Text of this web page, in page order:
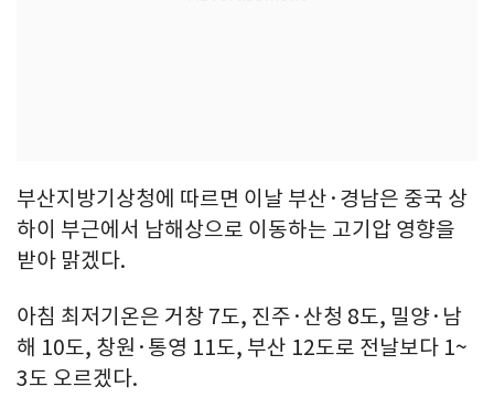
부산지방기상청에 따르면 이날 부산·경남은 중국 상
하이 부근에서 남해상으로 이동하는 고기압 영향을
받아 맑겠다.
아침 최저기온은 거창 7도, 진주·산청 8도, 밀양·남
해 10도, 창원·통영 11도, 부산 12도로 전날보다 1~
3도 오르겠다.